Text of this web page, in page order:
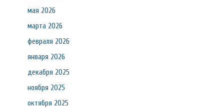
мая 2026
марта 2026
февраля 2026
января 2026
декабря 2025
ноября 2025
октября 2025